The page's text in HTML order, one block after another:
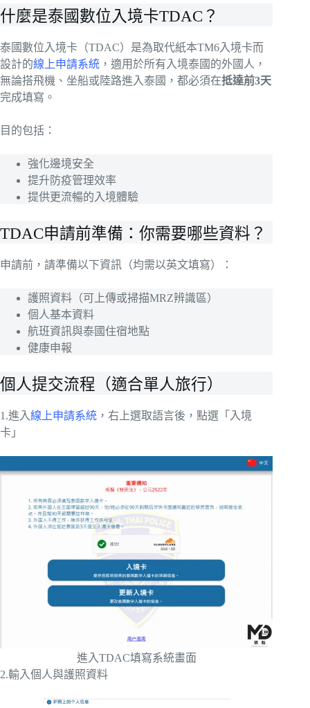
什麼是泰國數位入境卡TDAC？
泰國數位入境卡（TDAC）是為取代紙本TM6入境卡而
設計的線上申請系統 ，適用於所有入境泰國的外國人，
無論搭飛機、坐船或陸路進入泰國，都必須在抵達前3天
完成填寫。
目的包括：
強化邊境安全
提升防疫管理效率
提供更流暢的入境體驗
TDAC申請前準備：你需要哪些資料？
申請前，請準備以下資訊（均需以英文填寫）：
護照資料（可上傳或掃描MRZ辨識區）
個人基本資料
航班資訊與泰國住宿地點
健康申報
個人提交流程（適合單人旅行）
1.進入線上申請系統 ，右上選取語言後，點選「入境
卡」
進入TDAC填寫系統畫面
2.輸入個人與護照資料